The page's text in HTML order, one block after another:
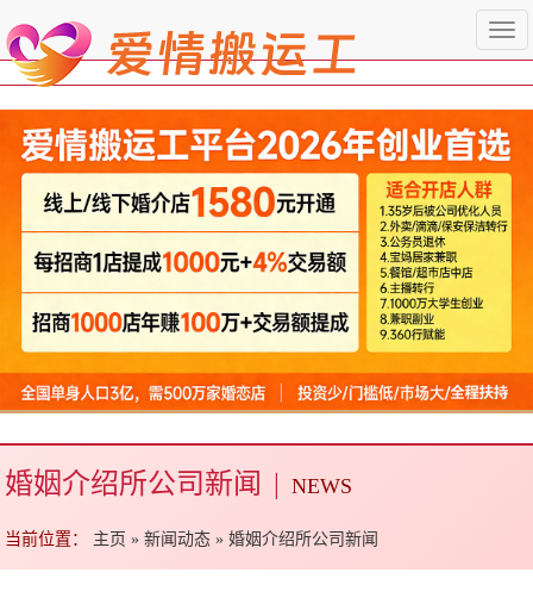
婚姻介绍所公司新闻 | NEWS
当前位置： 主页 » 新闻动态 » 婚姻介绍所公司新闻